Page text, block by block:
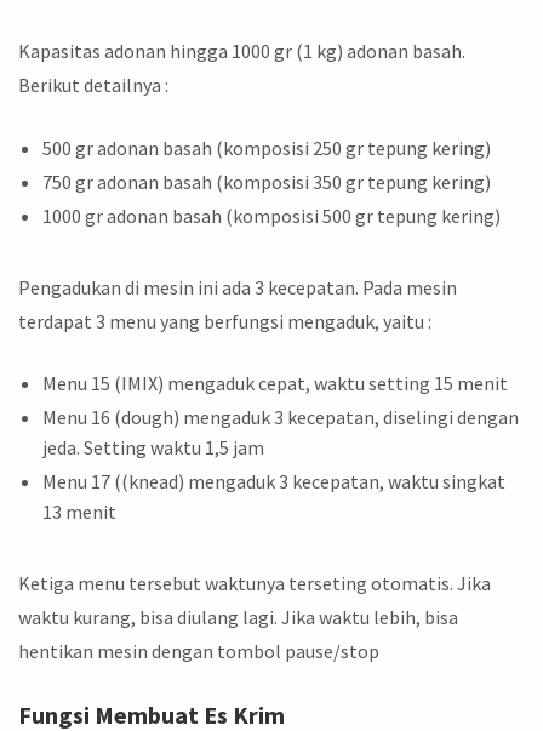
Kapasitas adonan hingga 1000 gr (1 kg) adonan basah.
Berikut detailnya :
500 gr adonan basah (komposisi 250 gr tepung kering)
750 gr adonan basah (komposisi 350 gr tepung kering)
1000 gr adonan basah (komposisi 500 gr tepung kering)
Pengadukan di mesin ini ada 3 kecepatan. Pada mesin
terdapat 3 menu yang berfungsi mengaduk, yaitu :
Menu 15 (IMIX) mengaduk cepat, waktu setting 15 menit
Menu 16 (dough) mengaduk 3 kecepatan, diselingi dengan
jeda. Setting waktu 1,5 jam
Menu 17 ((knead) mengaduk 3 kecepatan, waktu singkat
13 menit
Ketiga menu tersebut waktunya terseting otomatis. Jika
waktu kurang, bisa diulang lagi. Jika waktu lebih, bisa
hentikan mesin dengan tombol pause/stop
Fungsi Membuat Es Krim